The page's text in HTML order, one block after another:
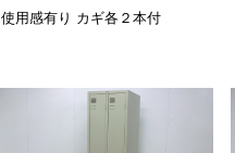
使用感有り カギ各２本付